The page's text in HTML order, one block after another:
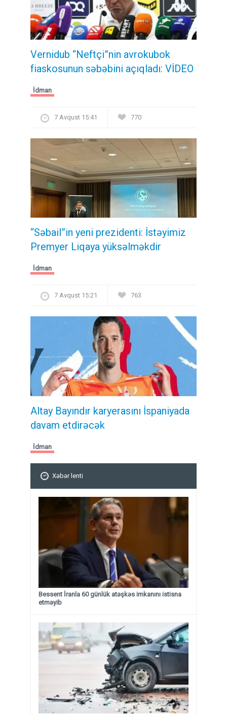
Vernidub “Neftçi”nin avrokubok
fiaskosunun səbəbini açıqladı: VİDEO
İdman
7 Avqust 15:41 770
“Səbail”in yeni prezidenti: İstəyimiz
Premyer Liqaya yüksəlməkdir
İdman
7 Avqust 15:21 763
Altay Bayındır karyerasını İspaniyada
davam etdirəcək
İdman
Xəbər lenti
Bessent İranla 60 günlük atəşkəs imkanını istisna
etməyib